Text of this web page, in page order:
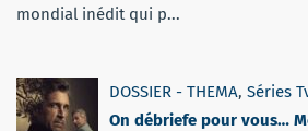
mondial inédit qui p...
DOSSIER - THEMA, Séries
On débriefe pour vous…